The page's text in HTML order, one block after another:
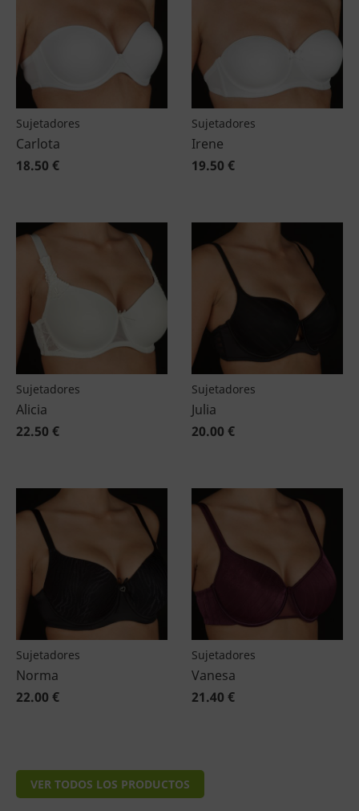
Sujetadores
Carlota
18.50 €
Sujetadores
Irene
19.50 €
Sujetadores
Alicia
22.50 €
Sujetadores
Julia
20.00 €
Sujetadores
Norma
22.00 €
Sujetadores
Vanesa
21.40 €
VER TODOS LOS PRODUCTOS